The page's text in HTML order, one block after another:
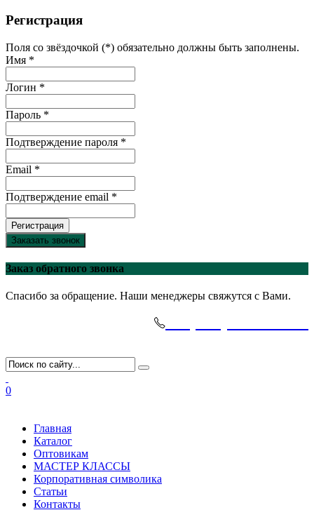
Регистрация
Поля со звёздочкой (*) обязательно должны быть заполнены.
Имя *
Логин *
Пароль *
Подтверждение пароля *
Email *
Подтверждение email *
Регистрация
Заказать звонок
Заказ обратного звонка
Спасибо за обращение. Наши менеджеры свяжутся с Вами.
0
Главная
Каталог
Оптовикам
МАСТЕР КЛАССЫ
Корпоративная символика
Статьи
Контакты